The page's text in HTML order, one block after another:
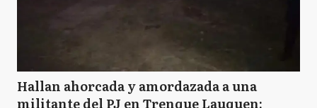
Hallan ahorcada y amordazada a una
militante del PJ en Trenque Lauquen: